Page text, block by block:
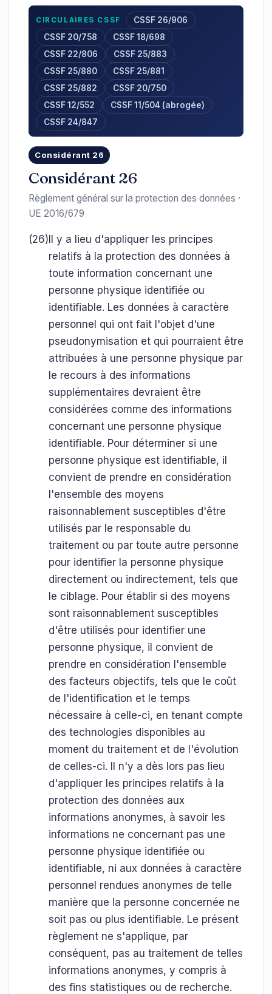
CIRCULAIRES CSSF
CSSF 26/906
CSSF 20/758
CSSF 18/698
CSSF 22/806
CSSF 25/883
CSSF 25/880
CSSF 25/881
CSSF 25/882
CSSF 20/750
CSSF 12/552
CSSF 11/504 (abrogée)
CSSF 24/847
Considérant 26
Considérant 26
Règlement général sur la protection des données ·
UE 2016/679
(26) Il y a lieu d'appliquer les principes
relatifs à la protection des données à
toute information concernant une
personne physique identifiée ou
identifiable. Les données à caractère
personnel qui ont fait l'objet d'une
pseudonymisation et qui pourraient être
attribuées à une personne physique par
le recours à des informations
supplémentaires devraient être
considérées comme des informations
concernant une personne physique
identifiable. Pour déterminer si une
personne physique est identifiable, il
convient de prendre en considération
l'ensemble des moyens
raisonnablement susceptibles d'être
utilisés par le responsable du
traitement ou par toute autre personne
pour identifier la personne physique
directement ou indirectement, tels que
le ciblage. Pour établir si des moyens
sont raisonnablement susceptibles
d'être utilisés pour identifier une
personne physique, il convient de
prendre en considération l'ensemble
des facteurs objectifs, tels que le coût
de l'identification et le temps
nécessaire à celle-ci, en tenant compte
des technologies disponibles au
moment du traitement et de l'évolution
de celles-ci. Il n'y a dès lors pas lieu
d'appliquer les principes relatifs à la
protection des données aux
informations anonymes, à savoir les
informations ne concernant pas une
personne physique identifiée ou
identifiable, ni aux données à caractère
personnel rendues anonymes de telle
manière que la personne concernée ne
soit pas ou plus identifiable. Le présent
règlement ne s'applique, par
conséquent, pas au traitement de telles
informations anonymes, y compris à
des fins statistiques ou de recherche.